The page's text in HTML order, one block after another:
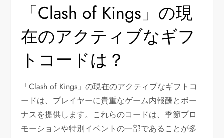
「Clash of Kings」の現
在のアクティブなギフ
トコードは？
「Clash of Kings」の現在のアクティブなギフトコ
ードは、プレイヤーに貴重なゲーム内報酬とボー
ナスを提供します。これらのコードは、季節プロ
モーションや特別イベントの一部であることが多